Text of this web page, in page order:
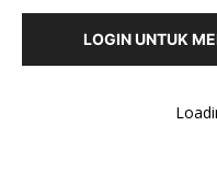
LOGIN UNTUK